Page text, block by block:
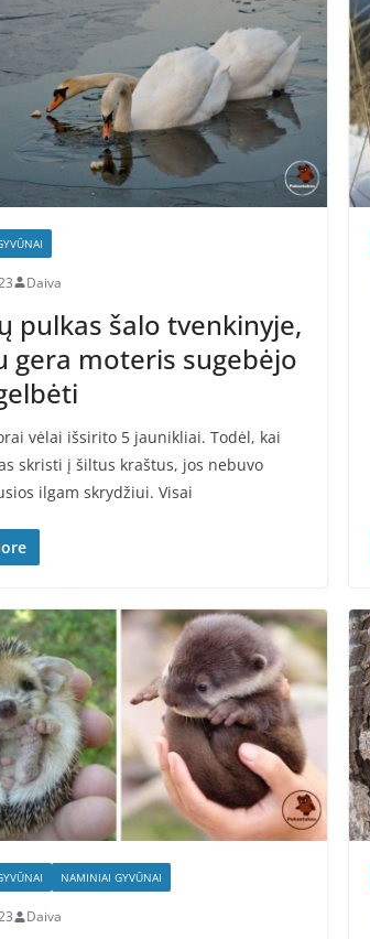
Daiva
pulkas šalo tvenkinyje,
gera moteris sugebėjo
vėlai išsirito 5 jaunikliai. Todėl, kai
skristi į šiltus kraštus, jos nebuvo
ilgam skrydžiui. Visai
NAMINIAI GYVŪNAI
Daiva